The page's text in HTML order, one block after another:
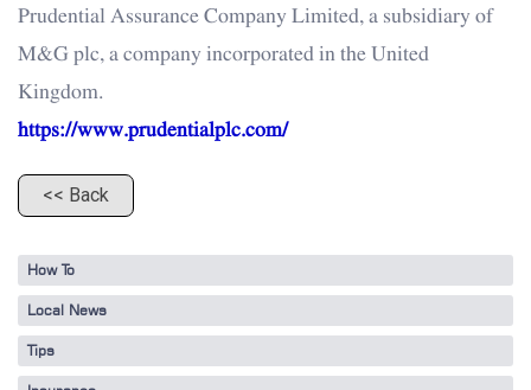
Prudential Assurance Company Limited, a subsidiary of
M&G plc, a company incorporated in the United
Kingdom.
https://www.prudentialplc.com/
<< Back
How To
Local News
Tips